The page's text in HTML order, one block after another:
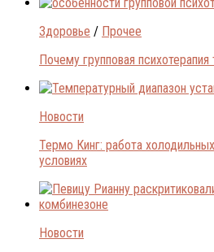
Здоровье / Прочее
Почему групповая
Новости
Термо Кинг: работа
условиях
Новости